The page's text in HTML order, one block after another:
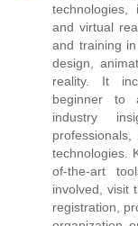
technologies,
and virtual
and training
design,
reality. It
beginner to
industry
technologies.
of-the-art
involved, visit
registration,